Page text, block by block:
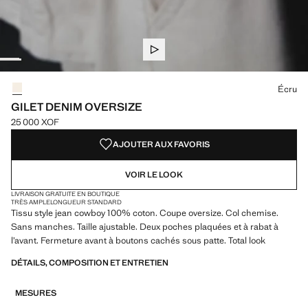
GILET DENIM OVERSIZE
Prix actuel [25 000 XOF ]
25 000 XOF
Choisissez une couleur
Écru
AJOUTER AUX FAVORIS
VOIR LE LOOK
LIVRAISON GRATUITE EN BOUTIQUE
TRÈS AMPLELONGUEUR STANDARD
Tissu style jean cowboy 100% coton. Coupe oversize. Col chemise.
Sans manches. Taille ajustable. Deux poches plaquées et à rabat à
l’avant. Fermeture avant à boutons cachés sous patte. Total look
DÉTAILS, COMPOSITION ET ENTRETIEN
MESURES